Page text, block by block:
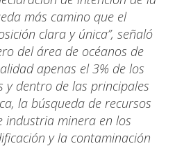
más camino que el
clara y única”, señaló
del área de océanos de
apenas el 3% de los
y dentro de las principales
la búsqueda de recursos
industria minera en los
y la contaminación